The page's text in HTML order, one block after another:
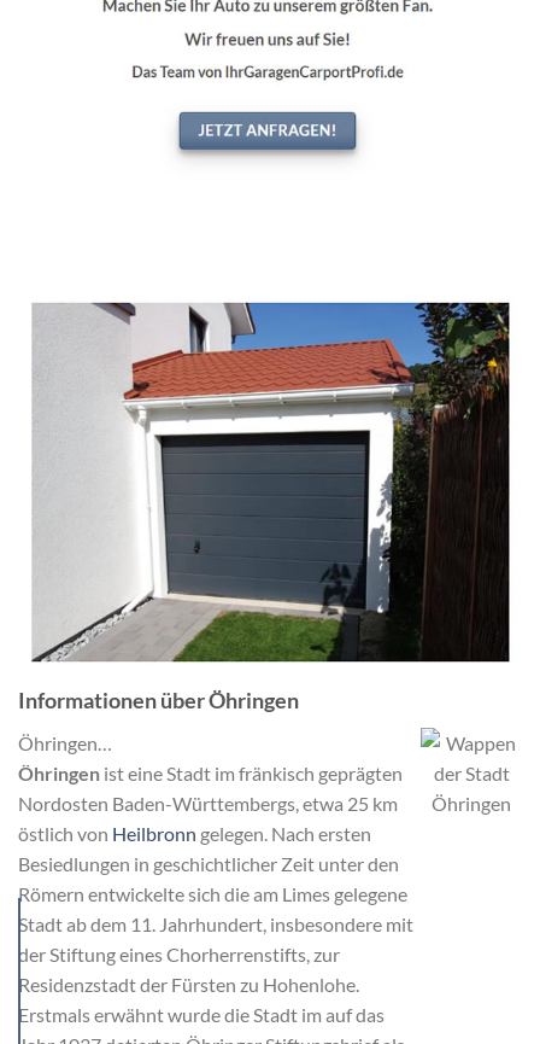
Informationen über Öhringen
Öhringen…
Öhringen ist eine Stadt im fränkisch geprägten
Nordosten Baden-Württembergs, etwa 25 km
östlich von Heilbronn gelegen. Nach ersten
Besiedlungen in geschichtlicher Zeit unter den
Römern entwickelte sich die am Limes gelegene
Stadt ab dem 11. Jahrhundert, insbesondere mit
der Stiftung eines Chorherrenstifts, zur
Residenzstadt der Fürsten zu Hohenlohe.
Erstmals erwähnt wurde die Stadt im auf das